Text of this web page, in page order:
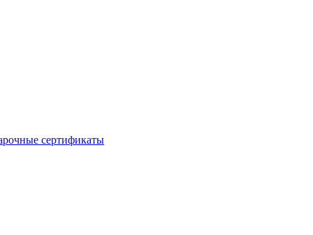
сертификаты